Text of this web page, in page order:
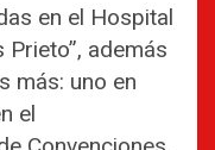
en el Hospital
Prieto”, además
más: uno en
el